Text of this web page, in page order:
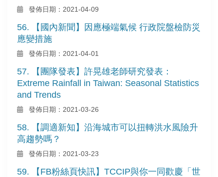
發佈日期：2021-04-09
56. 【國內新聞】因應極端氣候 行政院盤檢防災
應變措施
發佈日期：2021-04-01
57. 【團隊發表】許晃雄老師研究發表：
Extreme Rainfall in Taiwan: Seasonal Statistics
and Trends
發佈日期：2021-03-26
58. 【調適新知】沿海城市可以扭轉洪水風險升
高趨勢嗎？
發佈日期：2021-03-23
59. 【FB粉絲頁快訊】TCCIP與你一同歡慶「世